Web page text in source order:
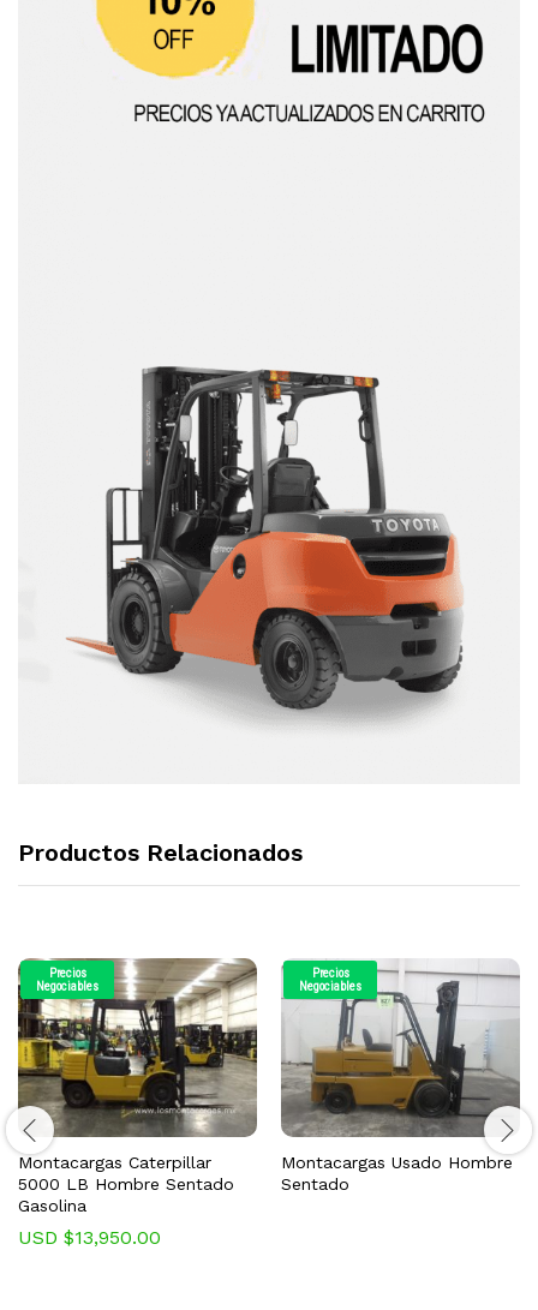
Productos Relacionados
Precios
Negociables
Montacargas Caterpillar
5000 LB Hombre Sentado
Gasolina
USD $13,950.00
Precios
Negociables
Montacargas Usado Hombre
Sentado